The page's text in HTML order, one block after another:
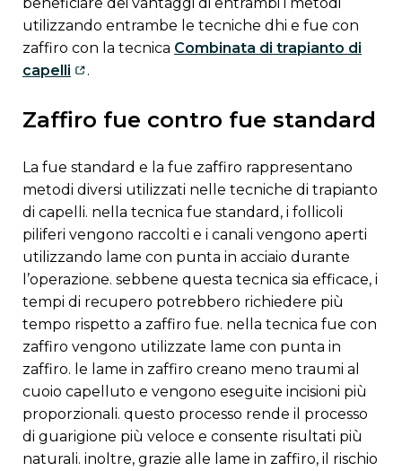
utilizzando entrambe le tecniche dhi e fue con
zaffiro con la tecnica Combinata di trapianto di
capelli
.
zaffiro fue contro fue standard
la fue standard e la fue zaffiro rappresentano
metodi diversi utilizzati nelle tecniche di trapianto
di capelli. nella tecnica fue standard, i follicoli
piliferi vengono raccolti e i canali vengono aperti
utilizzando lame con punta in acciaio durante
l’operazione. sebbene questa tecnica sia efficace, i
tempi di recupero potrebbero richiedere più
tempo rispetto a zaffiro fue. nella tecnica fue con
zaffiro vengono utilizzate lame con punta in
zaffiro. le lame in zaffiro creano meno traumi al
cuoio capelluto e vengono eseguite incisioni più
proporzionali. questo processo rende il processo
di guarigione più veloce e consente risultati più
naturali. inoltre, grazie alle lame in zaffiro, il rischio